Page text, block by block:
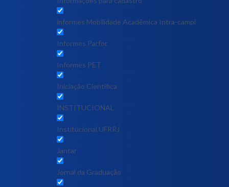
informes Mobilidade Acadêmica Intra-campi
Informes Parfor
Informes PET
Iniciação Científica
INSTITUCIONAL
Institucional UFRRJ
Jantar
Jornal da Graduação